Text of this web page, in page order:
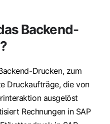
Backend-
Drucken, zum
Druckaufträge, die von
ausgelöst
Rechnungen in SAP